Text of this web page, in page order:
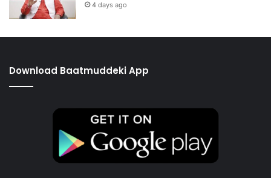
4 days ago
Download Baatmuddeki App